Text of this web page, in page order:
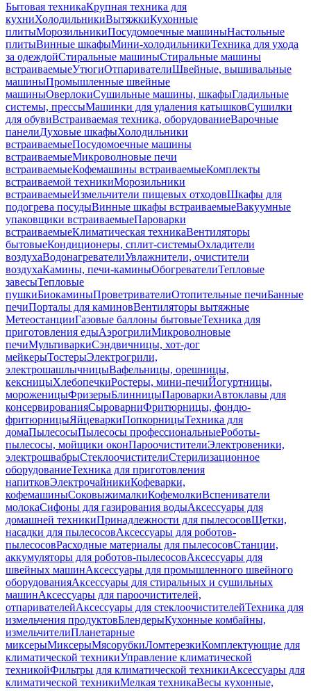
Бытовая техникаКрупная техника для
кухниХолодильникиВытяжкиКухонные
плитыМорозильникиПосудомоечные машиныНастольные
плитыВинные шкафыМини-холодильникиТехника для ухода
за одеждойСтиральные машиныСтиральные машины
встраиваемыеУтюгиОтпаривателиШвейные, вышивальные
машиныПромышленные швейные
машиныОверлокиСушильные машины, шкафыГладильные
системы, прессыМашинки для удаления катышковСушилки
для обувиВстраиваемая техника, оборудованиеВарочные
панелиДуховые шкафыХолодильники
встраиваемыеПосудомоечные машины
встраиваемыеМикроволновые печи
встраиваемыеКофемашины встраиваемыеКомплекты
встраиваемой техникиМорозильники
встраиваемыеИзмельчители пищевых отходовШкафы для
подогрева посудыВинные шкафы встраиваемыеВакуумные
упаковщики встраиваемыеПароварки
встраиваемыеКлиматическая техникаВентиляторы
бытовыеКондиционеры, сплит-системыОхладители
воздухаВодонагревателиУвлажнители, очистители
воздухаКамины, печи-каминыОбогревателиТепловые
завесыТепловые
пушкиБиокаминыПроветривателиОтопительные печиБанные
печиПорталы для каминовВентиляторы вытяжные
МетеостанцииГазовые баллоны бытовыеТехника для
приготовления едыАэрогрилиМикроволновые
печиМультиваркиСэндвичницы, хот-дог
мейкерыТостерыЭлектрогрили,
электрошашлычницыВафельницы, орешницы,
кексницыХлебопечкиРостеры, мини-печиЙогуртницы,
мороженицыФризерыБлинницыПароваркиАвтоклавы для
консервированияСыроварниФритюрницы, фондю-
фритюрницыЯйцеваркиПопкорницыТехника для
домаПылесосыПылесосы профессиональныеРоботы-
пылесосы, мойщики оконПароочистителиЭлектровеники,
электрошвабрыСтеклоочистителиСтерилизационное
оборудованиеТехника для приготовления
напитковЭлектрочайникиКофеварки,
кофемашиныСоковыжималкиКофемолкиВспениватели
молокаСифоны для газирования водыАксессуары для
домашней техникиПринадлежности для пылесосовЩетки,
насадки для пылесосовАксессуары для роботов-
пылесосовРасходные материалы для пылесосовСтанции,
аккумуляторы для роботов-пылесосовАксессуары для
швейных машинАксессуары для промышленного швейного
оборудованияАксессуары для стиральных и сушильных
машинАксессуары для пароочистителей,
отпаривателейАксессуары для стеклоочистителейТехника для
измельчения продуктовБлендерыКухонные комбайны,
измельчителиПланетарные
миксерыМиксерыМясорубкиЛомтерезкиКомплектующие для
климатической техникиУправление климатической
техникойФильтры для климатической техникиАксессуары для
климатической техникиМелкая техникаВесы кухонные,